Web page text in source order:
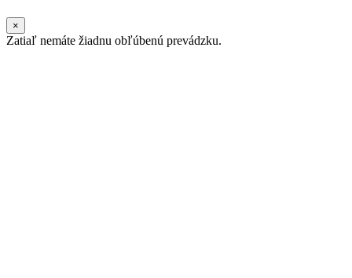
×
Zatiaľ nemáte žiadnu obľúbenú prevádzku.